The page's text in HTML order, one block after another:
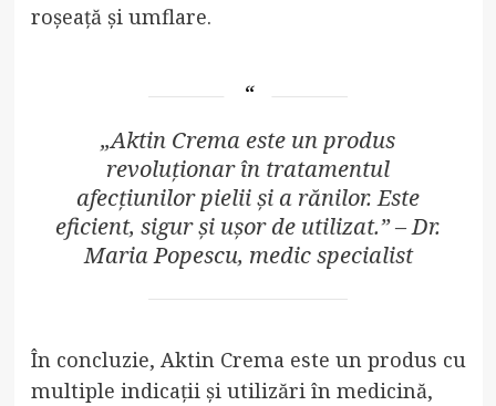
roșeață și umflare.
„Aktin Crema este un produs
revoluționar în tratamentul
afecțiunilor pielii și a rănilor. Este
eficient, sigur și ușor de utilizat.” – Dr.
Maria Popescu, medic specialist
În concluzie, Aktin Crema este un produs cu
multiple indicații și utilizări în medicină,